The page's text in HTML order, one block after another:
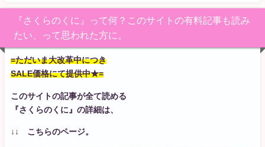
『さくらのくに』って何？このサイトの有料記事も読み
たい、って思われた方に。
=ただいま大改革中につき
SALE価格にて提供中★=
このサイトの記事が全て読める
『さくらのくに』の詳細は、
↓↓ こちらのページ。